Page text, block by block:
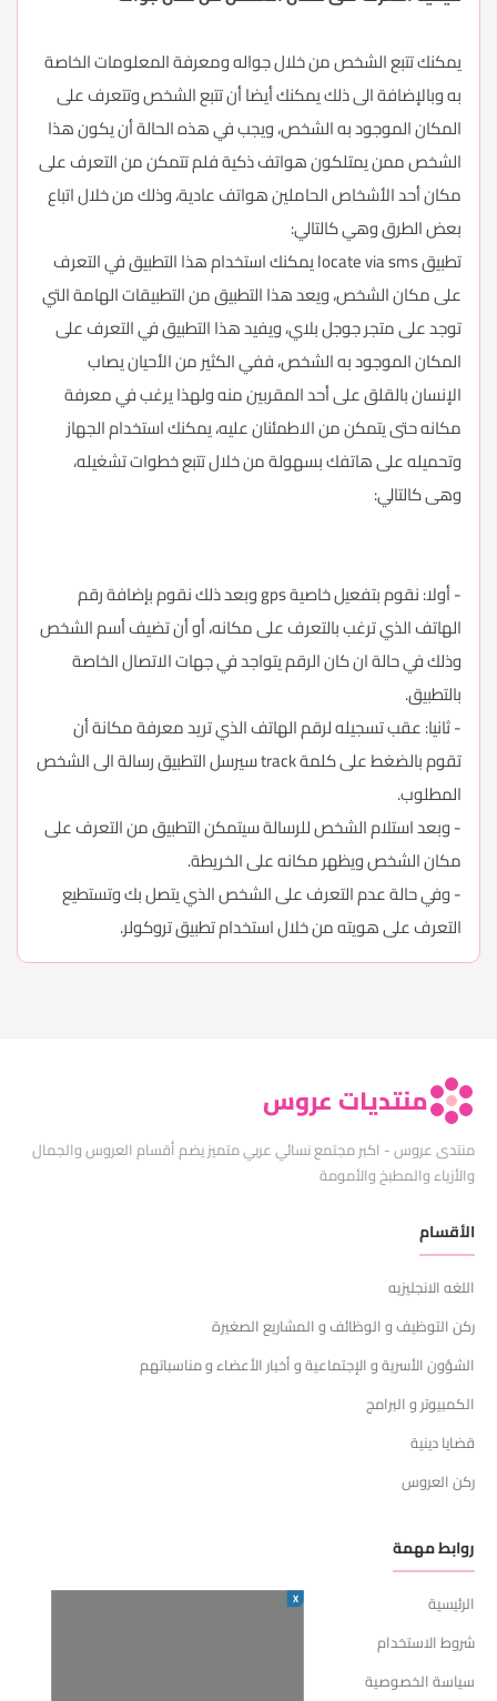
يمكنك تتبع الشخص من خلال جواله ومعرفة المعلومات الخاصة
به وبالإضافة الى ذلك يمكنك أيضا أن تتبع الشخص وتتعرف على
المكان الموجود به الشخص، ويجب في هذه الحالة أن يكون هذا
الشخص ممن يمتلكون هواتف ذكية فلم تتمكن من التعرف على
مكان أحد الأشخاص الحاملين هواتف عادية، وذلك من خلال اتباع
بعض الطرق وهي كالتالي:
تطبيق locate via sms يمكنك استخدام هذا التطبيق في التعرف
على مكان الشخص، ويعد هذا التطبيق من التطبيقات الهامة التي
توجد على متجر جوجل بلاي، ويفيد هذا التطبيق في التعرف على
المكان الموجود به الشخص، ففي الكثير من الأحيان يصاب
الإنسان بالقلق على أحد المقربين منه ولهذا يرغب في معرفة
مكانه حتى يتمكن من الاطمئنان عليه، يمكنك استخدام الجهاز
وتحميله على هاتفك بسهولة من خلال تتبع خطوات تشغيله،
وهى كالتالي:
- أولا: نقوم بتفعيل خاصية gps وبعد ذلك نقوم بإضافة رقم
الهاتف الذي ترغب بالتعرف على مكانه، أو أن تضيف أسم الشخص
وذلك في حالة ان كان الرقم يتواجد في جهات الاتصال الخاصة
بالتطبيق.
- ثانيا: عقب تسجيله لرقم الهاتف الذي تريد معرفة مكانة أن
تقوم بالضغط على كلمة track سيرسل التطبيق رسالة الى الشخص
المطلوب.
- وبعد استلام الشخص للرسالة سيتمكن التطبيق من التعرف على
مكان الشخص ويظهر مكانه على الخريطة.
- وفي حالة عدم التعرف على الشخص الذي يتصل بك وتستطيع
التعرف على هويته من خلال استخدام تطبيق تروكولر.
منتديات عروس
منتدى عروس - اكبر مجتمع نسائي عربي متميز يضم أقسام العروس والجمال
والأزياء والمطبخ والأمومة
الأقسام
اللغه الانجليزيه
ركن التوظيف و الوظائف و المشاريع الصغيرة
الشؤون الأسرية و الإجتماعية و أخبار الأعضاء و مناسباتهم
الكمبيوتر و البرامج
قضايا دينية
ركن العروس
روابط مهمة
الرئيسية
شروط الاستخدام
سياسة الخصوصية
X